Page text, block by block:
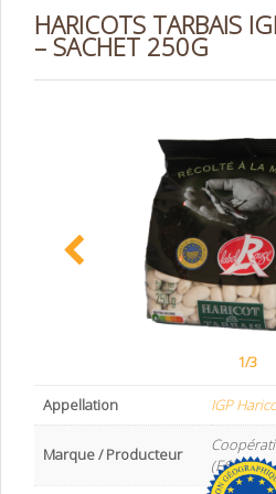
HARICOTS TARBAIS
– SACHET 250G
1/3
Appellation IGP
Marque / Producteur
(F65)